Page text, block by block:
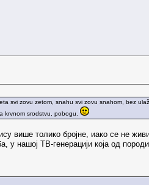
svi zovu zetom, snahu svi zovu snahom, bez
krvnom srodstvu, pobogu.
више толико бројне, иако се не
нашој ТВ-генерацији која од